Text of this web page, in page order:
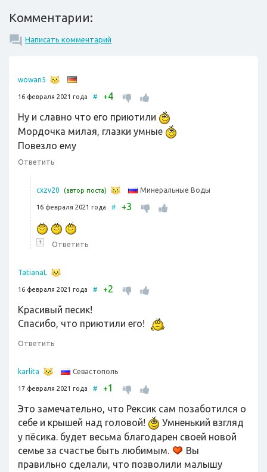
Комментарии:
Написать комментарий
wowan5
16 февраля 2021 года # +4
Ну и славно что его приютили
Мордочка милая, глазки умные
Повезло ему
Ответить
cxzv20 (автор поста) Минеральные Воды
16 февраля 2021 года # +3
↑ Ответить
TatianaL
16 февраля 2021 года # +2
Красивый песик!
Спасибо, что приютили его!
Ответить
karlita Севастополь
17 февраля 2021 года # +1
Это замечательно, что Рексик сам позаботился о
себе и крышей над головой!
Умненький взгляд
у пёсика. будет весьма благодарен своей новой
семье за счастье быть любимым.
Вы
правильно сделали, что позволили малышу